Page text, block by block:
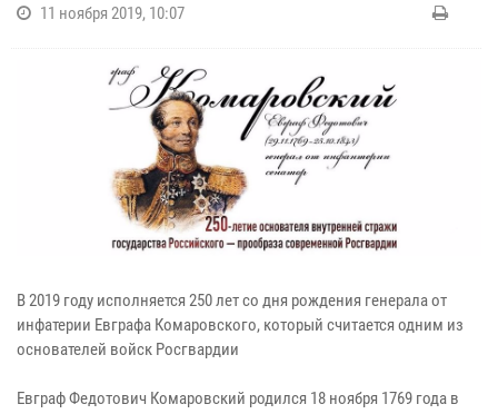
11 ноября 2019, 10:07
В 2019 году исполняется 250 лет со дня рождения генерала от
инфатерии Евграфа Комаровского, который считается одним из
основателей войск Росгвардии
Евграф Федотович Комаровский родился 18 ноября 1769 года в